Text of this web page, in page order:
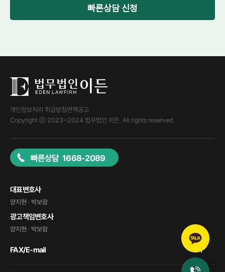
빠른상담 신청
개인정보처리 취급방침면책공고
Copyright ⓒ 2023~2024 법무법인 이든. All rights reserved.
빠른상담 1668-2089
대표변호사
양지현 · 박보람
광고책임변호사
양지현 · 박보람
FAX/E-mail